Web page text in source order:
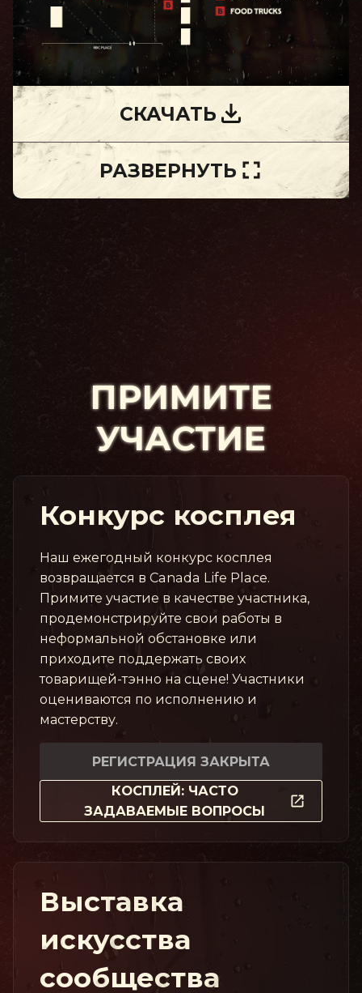
СКАЧАТЬ
РАЗВЕРНУТЬ
ПРИМИТЕ
УЧАСТИЕ
Конкурс косплея
Наш ежегодный конкурс косплея
возвращается в Canada Life Place.
Примите участие в качестве участника,
продемонстрируйте свои работы в
неформальной обстановке или
приходите поддержать своих
товарищей-тэнно на сцене! Участники
оцениваются по исполнению и
мастерству.
РЕГИСТРАЦИЯ ЗАКРЫТА
КОСПЛЕЙ: ЧАСТО
ЗАДАВАЕМЫЕ ВОПРОСЫ
Выставка
искусства
сообщества